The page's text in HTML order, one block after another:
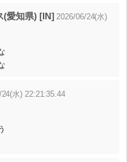
(愛知県) [IN] 2026/06/24(水)
水) 22:21:35.44